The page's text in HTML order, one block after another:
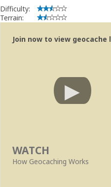
Difficulty:
Terrain:
Join now to view
WATCH
How Geocaching Works